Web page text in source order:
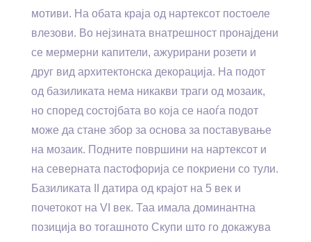
мотиви. На обата краја од нартексот постоеле
влезови. Во нејзината внатрешност пронајдени
се мермерни капители, ажурирани розети и
друг вид архитектонска декорација. На подот
од базиликата нема никакви траги од мозаик,
но според состојбата во која се наоѓа подот
може да стане збор за основа за поставување
на мозаик. Подните површини на нартексот и
на северната пастофорија се покриени со тули.
Базиликата II датира од крајот на 5 век и
почетокот на VI век. Таа имала доминантна
позиција во тогашното Скупи што го докажува